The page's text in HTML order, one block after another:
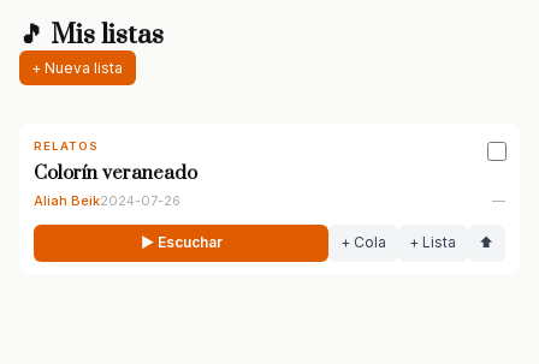
🎵 Mis listas
+ Nueva lista
RELATOS
Colorín veraneado
Aliah Beik2024-07-26 —
▶ Escuchar + Cola + Lista ⬆